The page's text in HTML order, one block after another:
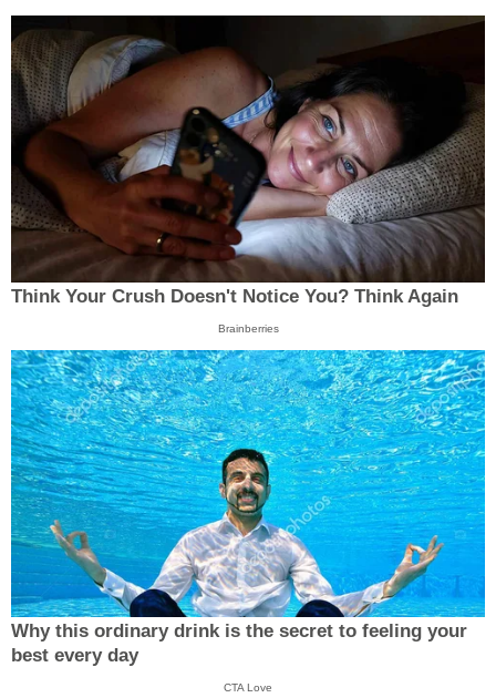
Think Your Crush Doesn't Notice You? Think Again
Brainberries
Why this ordinary drink is the secret to feeling your
best every day
CTA Love